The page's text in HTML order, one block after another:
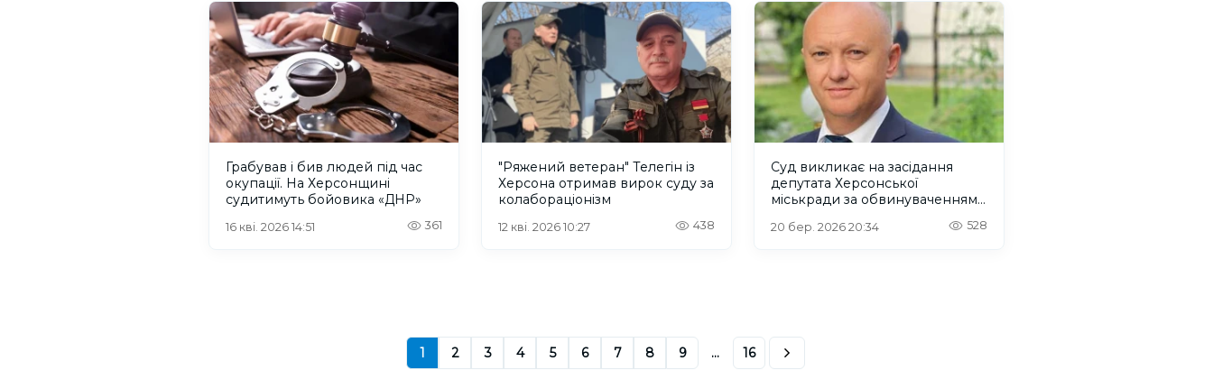
Грабував і бив людей під час
окупації. На Херсонщині
судитимуть бойовика «ДНР»
16 кві. 2026 14:51 361
"Ряжений ветеран" Телегін із
Херсона отримав вирок суду за
колабораціонізм
12 кві. 2026 10:27 438
Суд викликає на засідання
депутата Херсонської
міськради за обвинуваченням
20 бер. 2026 20:34 528
1 2 3 4 5 6 7 8 9 ... 16